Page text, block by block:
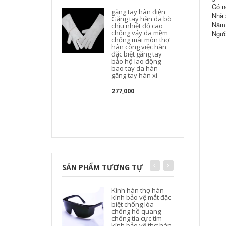
găng tay hàn điện
Găng tay hàn da bò
chịu nhiệt độ cao
chống vảy da mềm
chống mài mòn thợ
hàn công việc hàn
đặc biệt găng tay
bảo hộ lao động
bao tay da hàn
găng tay hàn xì
277,000
SẢN PHẨM TƯƠNG TỰ
Kính hàn thợ hàn
kính bảo vệ mắt đặc
biệt chống lóa
chống hồ quang
chống tia cực tím
Có